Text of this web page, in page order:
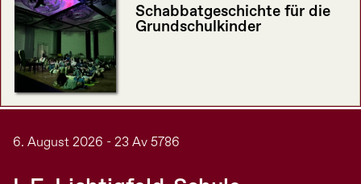
Schabbatgeschichte für die
Grundschulkinder
6. August 2026 - 23 Av 5786